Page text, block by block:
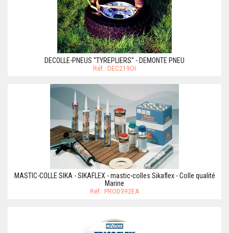
DECOLLE-PNEUS ''TYREPLIERS'' - DEMONTE PNEU
Réf.: DEC219OI
MASTIC-COLLE SIKA - SIKAFLEX - mastic-colles Sikaflex - Colle qualité
Marine
Réf.: PROD392EA